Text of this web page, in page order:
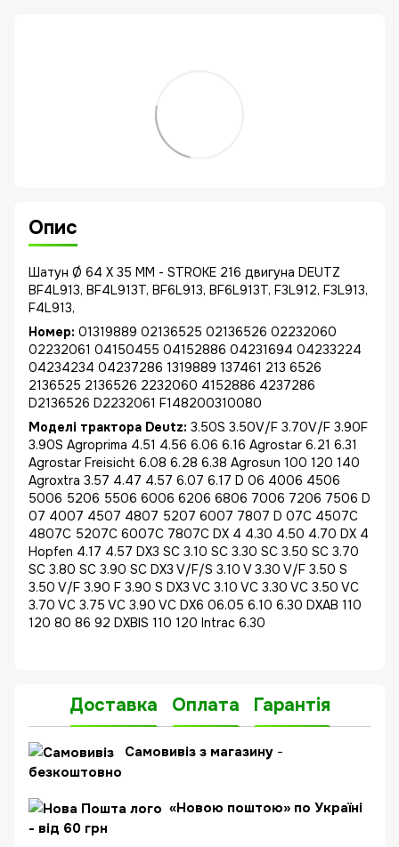
Опис
Шатун Ø 64 X 35 MM - STROKE 216 двигуна DEUTZ
BF4L913, BF4L913T, BF6L913, BF6L913T, F3L912, F3L913,
F4L913,
Номер: 01319889 02136525 02136526 02232060
02232061 04150455 04152886 04231694 04233224
04234234 04237286 1319889 137461 213 6526
2136525 2136526 2232060 4152886 4237286
D2136526 D2232061 F148200310080
Моделі трактора Deutz: 3.50S 3.50V/F 3.70V/F 3.90F
3.90S Agroprima 4.51 4.56 6.06 6.16 Agrostar 6.21 6.31
Agrostar Freisicht 6.08 6.28 6.38 Agrosun 100 120 140
Agroxtra 3.57 4.47 4.57 6.07 6.17 D 06 4006 4506
5006 5206 5506 6006 6206 6806 7006 7206 7506 D
07 4007 4507 4807 5207 6007 7807 D 07C 4507C
4807C 5207C 6007C 7807C DX 4 4.30 4.50 4.70 DX 4
Hopfen 4.17 4.57 DX3 SC 3.10 SC 3.30 SC 3.50 SC 3.70
SC 3.80 SC 3.90 SC DX3 V/F/S 3.10 V 3.30 V/F 3.50 S
3.50 V/F 3.90 F 3.90 S DX3 VC 3.10 VC 3.30 VC 3.50 VC
3.70 VC 3.75 VC 3.90 VC DX6 06.05 6.10 6.30 DXAB 110
120 80 86 92 DXBIS 110 120 Intrac 6.30
Доставка Оплата Гарантія
Самовивіз з магазину -
безкоштовно
«Новою поштою» по Україні
- від 60 грн